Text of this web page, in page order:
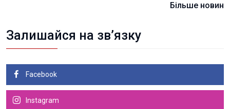
Більше новин
Залишайся на зв’язку
Facebook
Instagram